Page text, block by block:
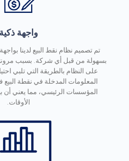
واجهة ذكية
تم تصميم نظام نقط البيع لدينا
بسهولة من قبل أي شركة. بسبب
على النظام بالطريقة التي تلبي
المعلومات المدخلة في نقطة
المؤسسات الرئيسي، مما يعني أن
الأوقات.